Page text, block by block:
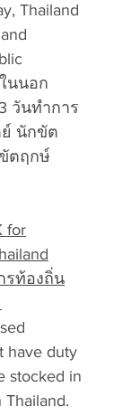
Thailand
นนอก
วันทำการ
ย์ นักขัต
ตฤกษ์
for
รท้องถิ่น
have duty
stocked in
Thailand.